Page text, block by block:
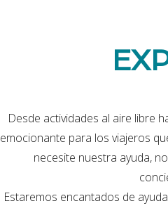
Desde actividades al aire libre
emocionante para los viajeros
necesite nuestra ayuda,